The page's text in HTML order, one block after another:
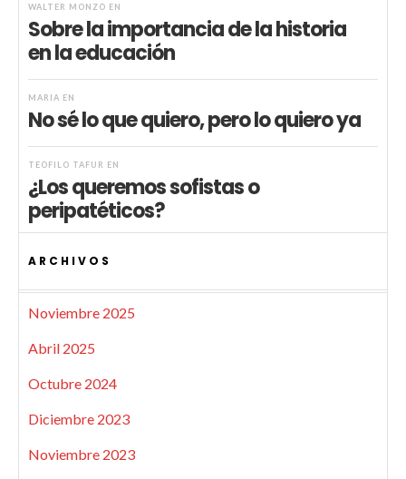
WALTER MONZÓ EN
Sobre la importancia de la historia
en la educación
MARIA EN
No sé lo que quiero, pero lo quiero ya
TEÓFILO TAFUR EN
¿Los queremos sofistas o
peripatéticos?
ARCHIVOS
Noviembre 2025
Abril 2025
Octubre 2024
Diciembre 2023
Noviembre 2023